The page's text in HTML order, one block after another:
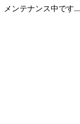
メンテナンス中です...